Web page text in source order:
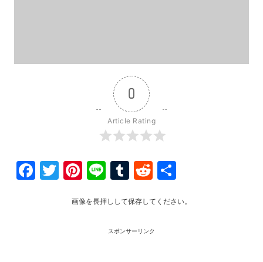
0
Article Rating
Facebook
Twitter
Pinterest
LineTumblr
Reddit
画像を長押しして保存してください。
スポンサーリンク